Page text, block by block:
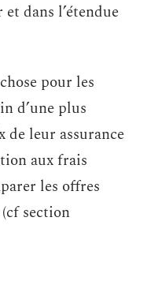
dans l’étendue
pour les
d’une plus
leur assurance
aux frais
les offres
section